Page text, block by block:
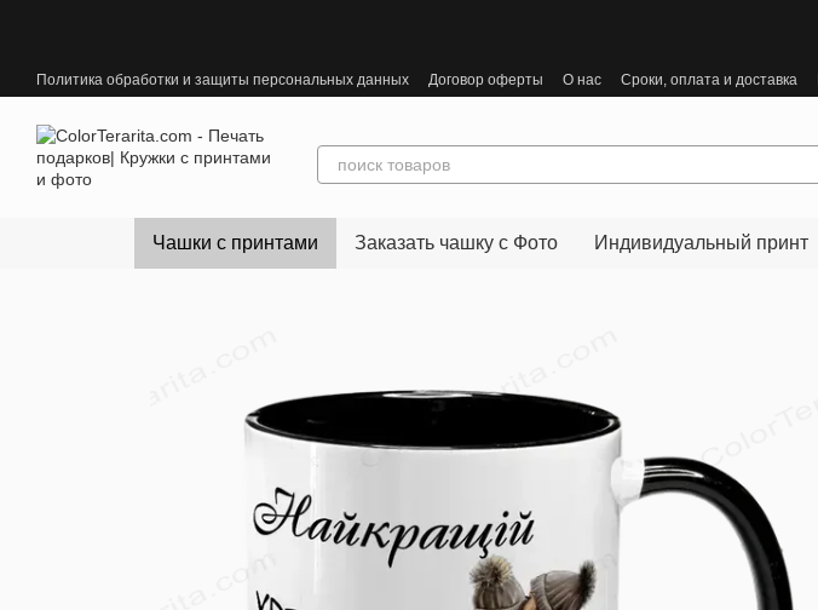
Политика обработки и защиты персональных данных Договор оферты О нас Сроки, оплата и доставка
Чашки с принтами Заказать чашку с Фото Индивидуальный принт